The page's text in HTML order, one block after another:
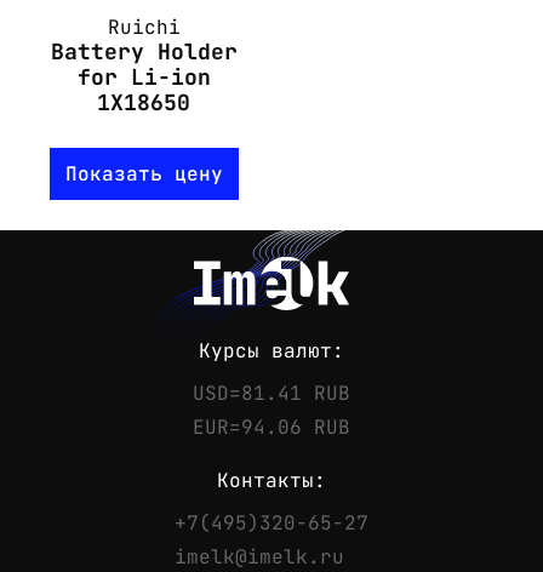
Контакты
Ruichi
Battery Holder
for Li-ion
1X18650
Показать цену
Курсы валют:
USD=81.41 RUB
EUR=94.06 RUB
Контакты:
+7(495)320-65-27
imelk@imelk.ru